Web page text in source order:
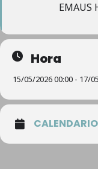
EMAUS
Hora
15/05/2026 00:00 - 17/
CALENDARIO